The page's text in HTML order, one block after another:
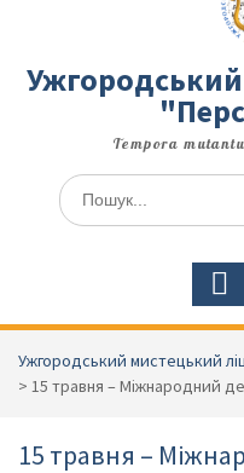
Tempora
Шукати:
Ужгородський мистецький
> 15 травня – Міжнародний
15 травня –